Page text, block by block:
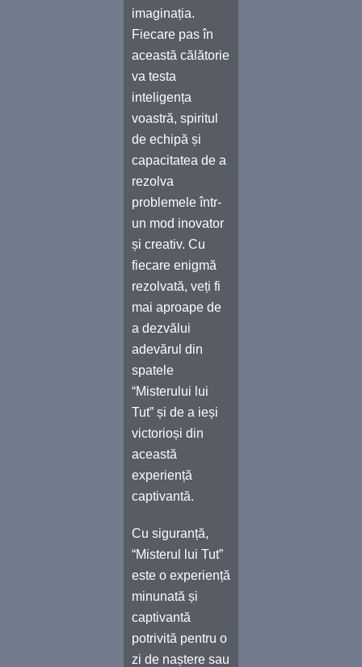
imaginația.
Fiecare pas în
această călătorie
va testa
inteligența
voastră, spiritul
de echipă și
capacitatea de a
rezolva
problemele într-
un mod inovator
și creativ. Cu
fiecare enigmă
rezolvată, veți fi
mai aproape de
a dezvălui
adevărul din
spatele
“Misterului lui
Tut” și de a ieși
victorioși din
această
experiență
captivantă.
Cu siguranță,
“Misterul lui Tut”
este o experiență
minunată și
captivantă
potrivită pentru o
zi de naștere sau